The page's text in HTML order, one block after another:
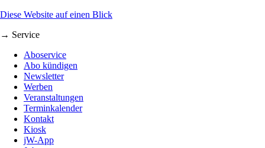
Diese Website auf einen Blick
→ Service
Aboservice
Abo kündigen
Newsletter
Werben
Veranstaltungen
Terminkalender
Kontakt
Kiosk
jW-App